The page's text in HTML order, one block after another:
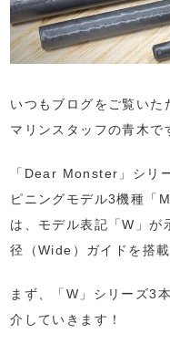
いつもブログをご覧いた
マリンスタッフの青木で
「Dear Monster」シリ
ピニングモデル3機種「
は、モデル表記「W」が
径（Wide）ガイドを搭載
まず、「W」シリーズ3
介していきます！